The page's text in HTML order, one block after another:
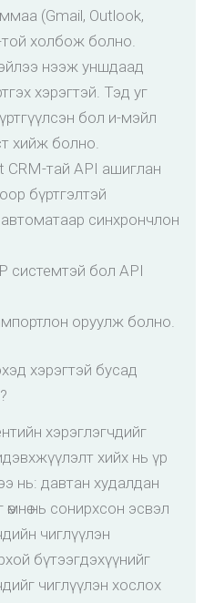
(Gmail, Outlook,
холбож болно.
нээж уншдаад
хэрэгтэй. Тэд уг
бол и-мэйл
хийж болно.
тай API ашиглан
бүртгэлтэй
автоматаар синхрончлон
системтэй бол API
импортлон оруулж болно.
хэрэгтэй бусад
хэрэглэгчдийг
хийх нь үр
нь: давтан худалдан
нь сонирхсон эсвэл
чиглүүлэн
бүтээгдэхүүнийг
чиглүүлэн хослох